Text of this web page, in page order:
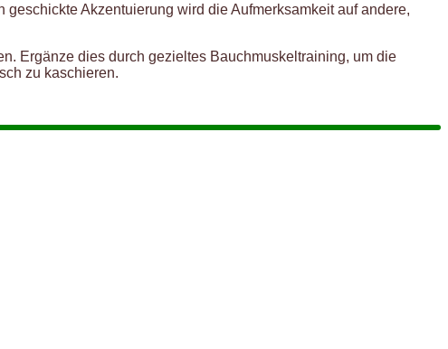
Akzentuierung wird die Aufmerksamkeit auf andere,
Ergänze dies durch gezieltes Bauchmuskeltraining, um die
zu kaschieren.